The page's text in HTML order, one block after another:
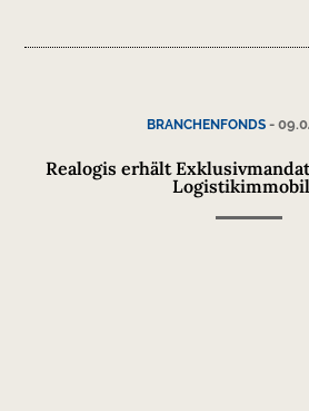
BRANCHENFONDS-
Realogis erhält